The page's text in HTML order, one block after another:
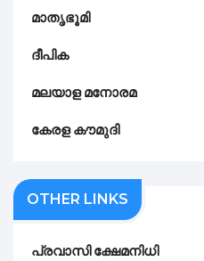
മാതൃഭൂമി
ദീപിക
മലയാള മനോരമ
കേരള കൗമുദി
OTHER LINKS
പ്രവാസി ക്ഷേമനിധി